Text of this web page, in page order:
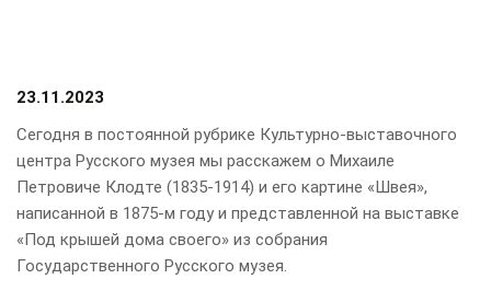
23.11.2023
Сегодня в постоянной рубрике Культурно-выставочного
центра Русского музея мы расскажем о Михаиле
Петровиче Клодте (1835-1914) и его картине «Швея»,
написанной в 1875-м году и представленной на выставке
«Под крышей дома своего» из собрания
Государственного Русского музея.